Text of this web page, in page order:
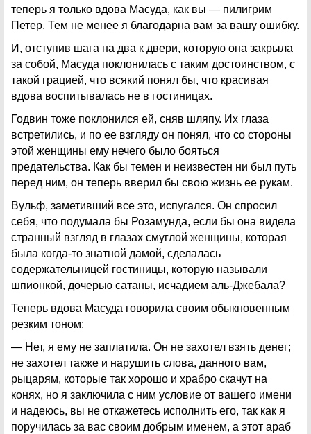
теперь я только вдова Масуда, как вы — пилигрим
Петер. Тем не менее я благодарна вам за вашу ошибку.
И, отступив шага на два к двери, которую она закрыла
за собой, Масуда поклонилась с таким достоинством, с
такой грацией, что всякий понял бы, что красивая
вдова воспитывалась не в гостиницах.
Годвин тоже поклонился ей, сняв шляпу. Их глаза
встретились, и по ее взгляду он понял, что со стороны
этой женщины ему нечего было бояться
предательства. Как бы темен и неизвестен ни был путь
перед ним, он теперь вверил бы свою жизнь ее рукам.
Вульф, заметивший все это, испугался. Он спросил
себя, что подумала бы Розамунда, если бы она видела
странный взгляд в глазах смуглой женщины, которая
была когда-то знатной дамой, сделалась
содержательницей гостиницы, которую называли
шпионкой, дочерью сатаны, исчадием аль-Джебала?
Теперь вдова Масуда говорила своим обыкновенным
резким тоном:
— Нет, я ему не заплатила. Он не захотел взять денег;
не захотел также и нарушить слова, данного вам,
рыцарям, которые так хорошо и храбро скачут на
конях, но я заключила с ним условие от вашего имени
и надеюсь, вы не откажетесь исполнить его, так как я
поручилась за вас своим добрым именем, а этот араб